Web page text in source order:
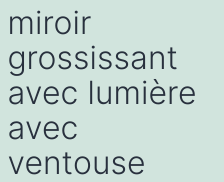
miroir
grossissant
avec lumière
avec
ventouse